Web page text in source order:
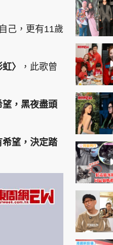
報 頭條日報 星島環球
Copyright © 東周網 版權所有 . 不
己，更有11歲
〉
，此歌曾
，黑夜盡頭
望，決定踏